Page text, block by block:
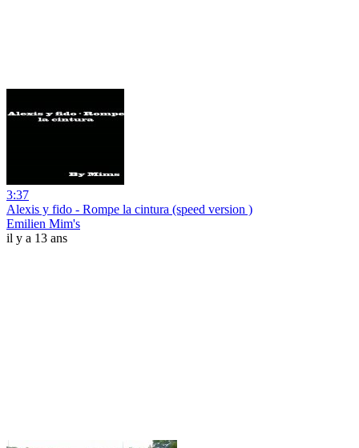
3:37
Alexis y fido - Rompe la cintura (speed version )
Emilien Mim's
il y a 13 ans